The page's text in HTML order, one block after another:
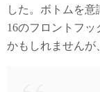
した。ボトムを
16のフロントフ
かもしれませんが